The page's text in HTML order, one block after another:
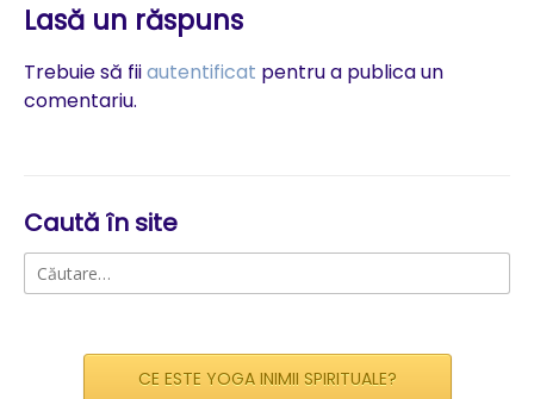
Lasă un răspuns
Trebuie să fiiautentificat pentru a publica un
comentariu.
Caută în site
Caută
după:
CE ESTE YOGA INIMII SPIRITUALE?